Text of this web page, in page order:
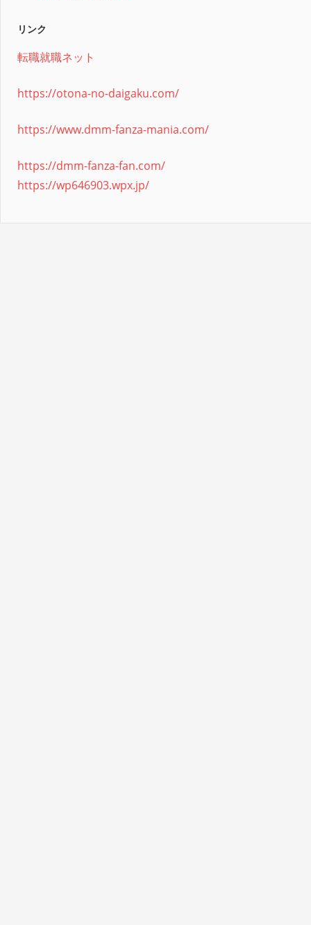
リンク
転職就職ネット
https://otona-no-daigaku.com/
https://www.dmm-fanza-mania.com/
https://dmm-fanza-fan.com/
https://wp646903.wpx.jp/